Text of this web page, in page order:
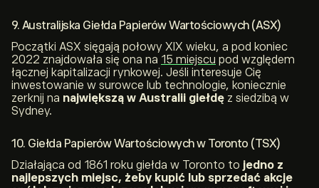
9. Australijska Giełda Papierów Wartościowych (ASX)
Początki ASX sięgają połowy XIX wieku, a pod koniec
2022 znajdowała się ona na 15 miejscu pod względem
łącznej kapitalizacji rynkowej. Jeśli interesuje Cię
inwestowanie w surowce lub technologie, koniecznie
zerknij na największą w Australii giełdę z siedzibą w
Sydney.
10. Giełda Papierów Wartościowych w Toronto (TSX)
Działająca od 1861 roku giełda w Toronto to jedno z
najlepszych miejsc, żeby kupić lub sprzedać akcje